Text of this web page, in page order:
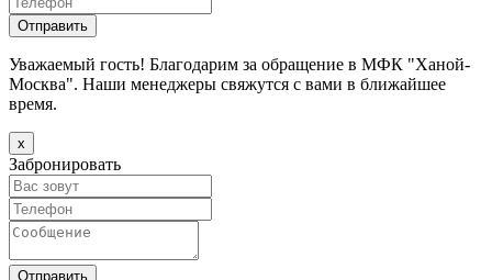
Уважаемый гость! Благодарим за обращение в МФК "Ханой-
Москва". Наши менеджеры свяжутся с вами в ближайшее
время.
х
Забронировать